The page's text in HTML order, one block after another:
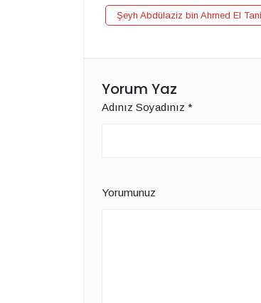
Şeyh Abdülaziz bin Ahmed El Tani
Yorum Yaz
Adınız Soyadınız *
Yorumunuz